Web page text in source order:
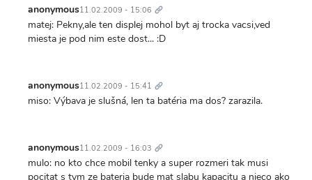
anonymous11.02.2009 - 15:06 odkaz
matej: Pekny,ale ten displej mohol byt aj trocka vacsi,ved
miesta je pod nim este dost... :D
anonymous11.02.2009 - 15:41 odkaz
miso: Výbava je slušná, len ta batéria ma dos? zarazila.
anonymous11.02.2009 - 16:03 odkaz
mulo: no kto chce mobil tenky a super rozmeri tak musi
pocitat s tym ze bateria bude mat slabu kapacitu a nieco ako